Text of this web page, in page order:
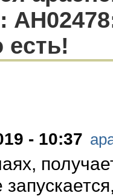
есть!
- 10:37